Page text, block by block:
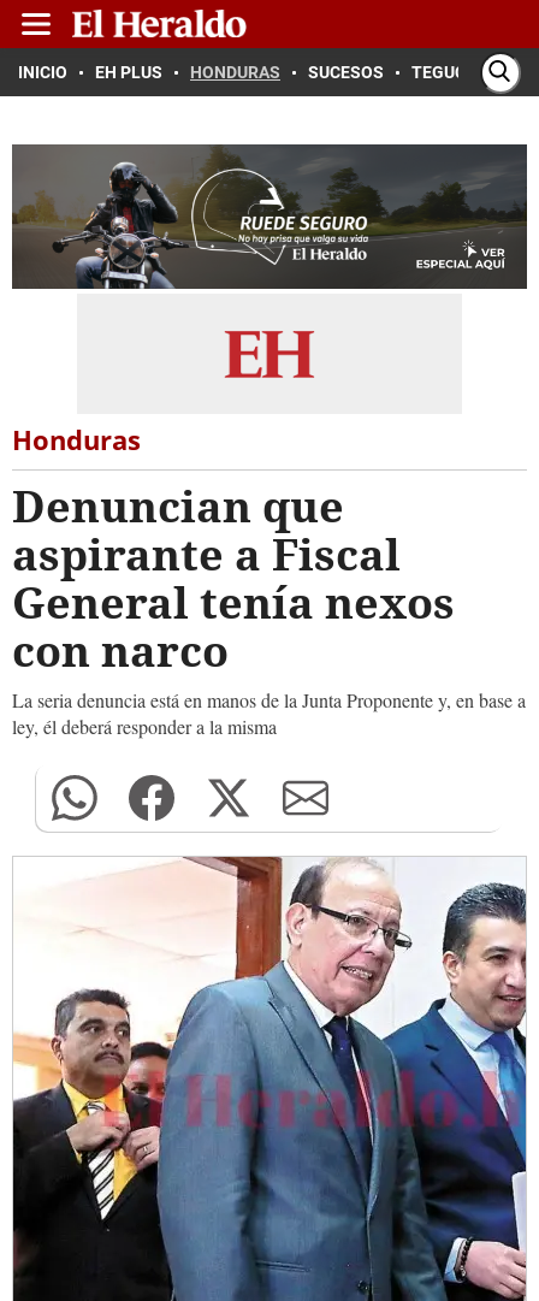
INICIO EH PLUS HONDURAS SUCESOS TEGUCIGALPA
Honduras
Denuncian que
aspirante a Fiscal
General tenía nexos
con narco
La seria denuncia está en manos de la Junta Proponente y, en base a
ley, él deberá responder a la misma